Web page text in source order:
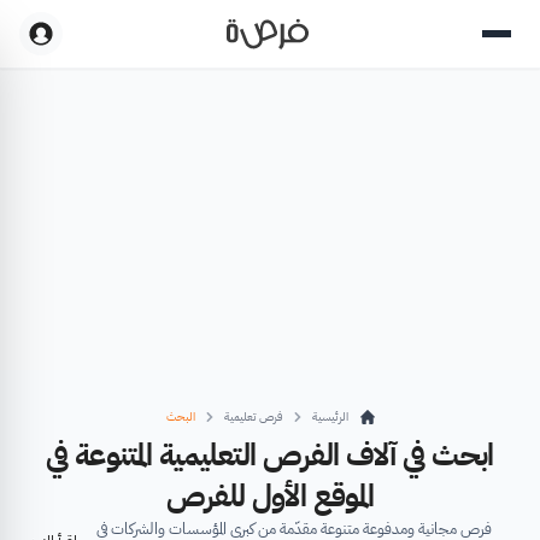
الرئيسية فرص تعليمية البحث
ابحث في آلاف الفرص التعليمية المتنوعة في
الموقع الأول للفرص
فرص مجانية ومدفوعة متنوعة مقدّمة من كبرى المؤسسات والشركات في